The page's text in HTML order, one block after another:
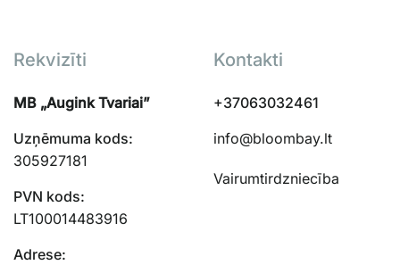
Rekvizīti
MB „Augink Tvariai”
Uzņēmuma kods:
305927181
PVN kods:
LT100014483916
Adrese:
Kontakti
+37063032461
info@bloombay.lt
Vairumtirdzniecība